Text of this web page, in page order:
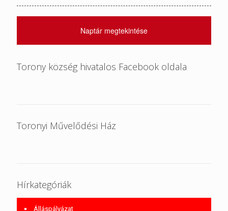
Naptár megtekintése
Torony község hivatalos Facebook oldala
Toronyi Művelődési Ház
Hírkategóriák
Álláspályázat